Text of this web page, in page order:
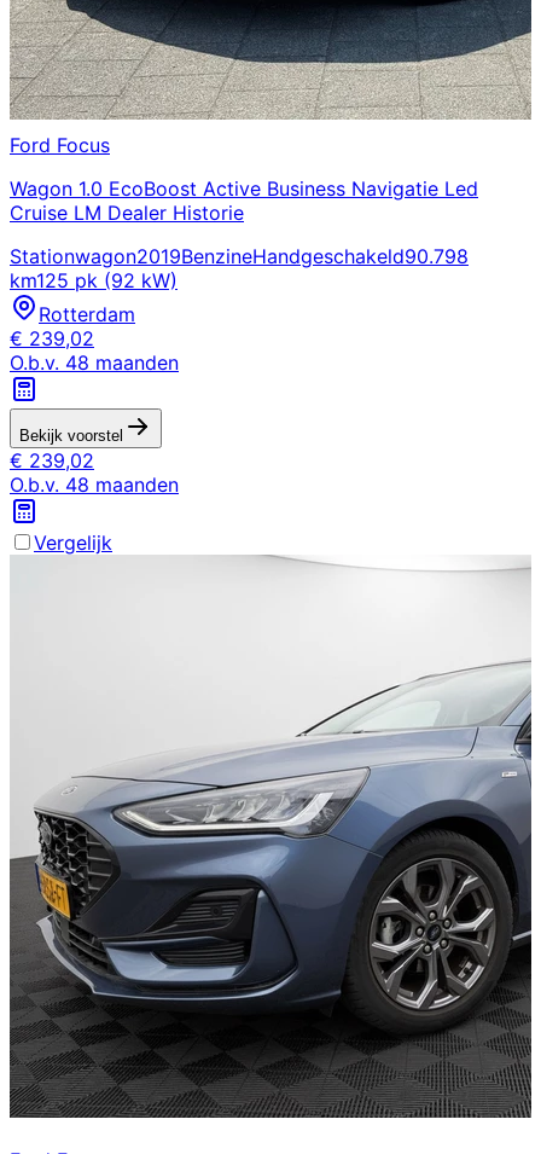
Ford Focus
Wagon 1.0 EcoBoost Active Business Navigatie Led
Cruise LM Dealer Historie
Stationwagon2019BenzineHandgeschakeld90.798
km125 pk (92 kW)
Rotterdam
€ 239,02
O.b.v. 48 maanden
Bekijk voorstel
€ 239,02
O.b.v. 48 maanden
Vergelijk